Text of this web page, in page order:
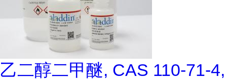
乙二醇二甲醚, CAS 110-71-4,